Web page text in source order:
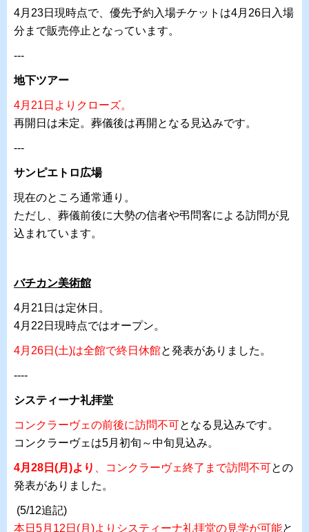
4月23日現時点で、優先予約入場チケットは4月26日入場
分まで販売停止となっています。
---
地下ツアー
4月21日よりクローズ。
再開日は未定。葬儀後は再開となる見込みです。
---
サンピエトロ広場
現在のところ通常通り。
ただし、葬儀前後に大勢の信者や弔問客による訪問が見
込まれています。
バチカン美術館
4月21日は定休日。
4月22日現時点ではオープン。
4月26日(土)は全館で終日休館と発表がありました。
----
システィーナ礼拝堂
コンクラーヴェの前後に訪問不可となる見込みです。
コンクラーヴェは5月初旬～中旬見込み。
4月28日(月)より 、コンクラーヴェ終了まで訪問不可との
発表がありました。
(5/12追記)
本日5月12日(月)よりシスティーナ礼拝堂の見学が可能と